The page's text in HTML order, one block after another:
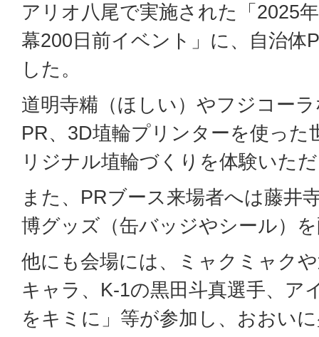
アリオ八尾で実施された「2025
幕200日前イベント」に、自治体
した。
道明寺糒（ほしい）やフジコー
PR、3D埴輪プリンターを使った
リジナル埴輪づくりを体験いた
また、PRブース来場者へは藤井
博グッズ（缶バッジやシール）
他にも会場には、ミャクミャク
キャラ、K-1の黒田斗真選手、ア
をキミに」等が参加し、おおい